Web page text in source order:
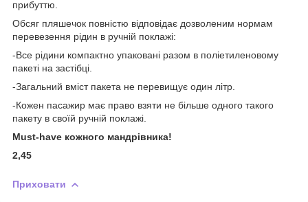
прибуттю.
Обсяг пляшечок повністю відповідає дозволеним нормам
перевезення рідин в ручній поклажі:
-Все рідини компактно упаковані разом в поліетиленовому
пакеті на застібці.
-Загальний вміст пакета не перевищує один літр.
-Кожен пасажир має право взяти не більше одного такого
пакету в своїй ручній поклажі.
Must-have кожного мандрівника!
2,45
Приховати